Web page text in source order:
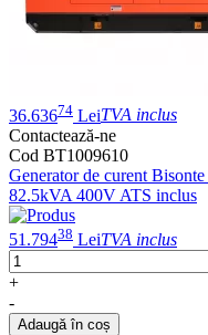
36.63674 LeiTVA inclus
Contactează-ne
Cod BT1009610
Generator de curent
82.5kVA 400V ATS inclus
51.79438 LeiTVA inclus
+
-
Adaugă în coș